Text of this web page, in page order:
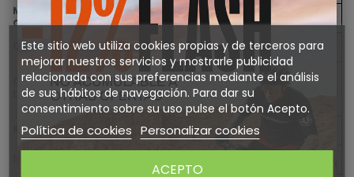
MANDOS DE
CAMBIO
Shimano 105 R7120
CASSETTE Shimano HG710, 11-36T
CONJUNTO
DE BIELAS
FSA Avinox Chainring Spider 48T 12-Speed
Shimano, Crankset / S, M size 165 mm / L, XL size
170 mm
RUEDAS Vision SC48 i25 HG Carbon
Este sitio web utiliza cookies propias y de terceros para
mejorar nuestros servicios y mostrarle publicidad
relacionada con sus preferencias mediante el análisis
de sus hábitos de navegación. Para dar su
consentimiento sobre su uso pulse el botón Acepto.
Política de cookies Personalizar cookies
ACEPTO